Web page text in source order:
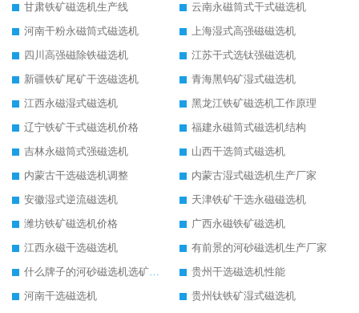
甘肃铁矿磁选机生产线
云南永磁筒式干式磁选机
河南干粉永磁筒式磁选机
上海湿式高强磁磁选机
四川高强磁除铁磁选机
江苏干式选钛强磁选机
新疆铁矿尾矿干选磁选机
青海黑钨矿湿式磁选机
江西永磁湿式磁选机
黑龙江铁矿磁选机工作原理
辽宁铁矿干式磁选机价格
福建永磁筒式磁选机结构
吉林永磁筒式强磁选机
山西干选筒式磁选机
内蒙古干选磁选机调整
内蒙古湿式磁选机生产厂家
安徽湿式逆流磁选机
天津铁矿干选永磁磁选机
潍坊铁矿磁选机价格
广西永磁铁矿磁选机
江西永磁干选磁选机
有前景的河砂磁选机生产厂家
什么牌子的河砂磁选机选矿效果好
贵州干选磁选机性能
河南干选磁选机
贵州钛铁矿湿式磁选机